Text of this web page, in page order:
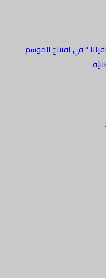
" في افتتاح الموسم